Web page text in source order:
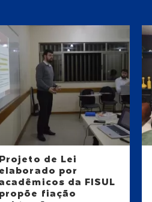
Projeto de Lei
elaborado por
da FISUL
propõe fiação